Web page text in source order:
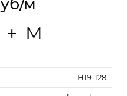
м
+ М
Н19-128